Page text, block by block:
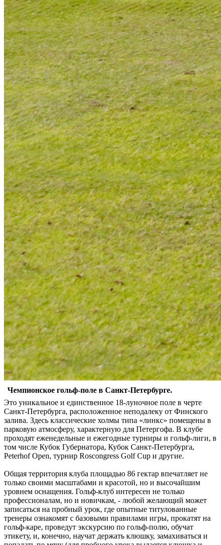
Чемпионское гольф-поле в Санкт-Петербурге.
Это уникальное и единственное 18-луночное поле в черте
Санкт-Петербурга, расположенное неподалеку от Финского
залива. Здесь классические холмы типа «линкс» помещены в
парковую атмосферу, характерную для Петергофа. В клубе
проходят еженедельные и ежегодные турниры и гольф-лиги, в
том числе Кубок Губернатора, Кубок Санкт-Петербурга,
Peterhof Open, турнир Roscongress Golf Cup и другие.
Общая территория клуба площадью 86 гектар впечатляет не
только своими масштабами и красотой, но и высочайшим
уровнем оснащения. Гольф-клуб интересен не только
профессионалам, но и новичкам, - любой желающий может
записаться на пробный урок, где опытные титулованные
тренеры ознакомят с базовыми правилами игры, прокатят на
гольф-каре, проведут экскурсию по гольф-полю, обучат
этикету, и, конечно, научат держать клюшку, замахиваться и